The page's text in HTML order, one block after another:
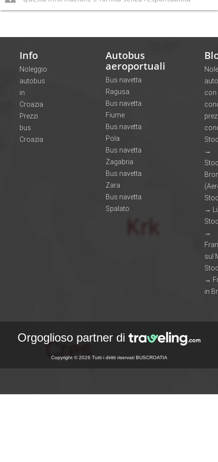
Info
Noleggio
autobus
in
Croazia
Prezzi
bus
Croazia
Autobus
aeroportuali
Bus navetta
Ragusa
Bus navetta
Fiume
Bus navetta
Pola
Bus navetta
Zagabria
Bus navetta
Zara
Bus navetta
Spalato
con
→
→
→
sul
→
in
Orgoglioso partner di
Copyright © 2026 Tutti i diritti riservati BUSCROATIA